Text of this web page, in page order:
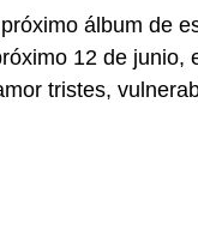
álbum de
12 de junio,
tristes,